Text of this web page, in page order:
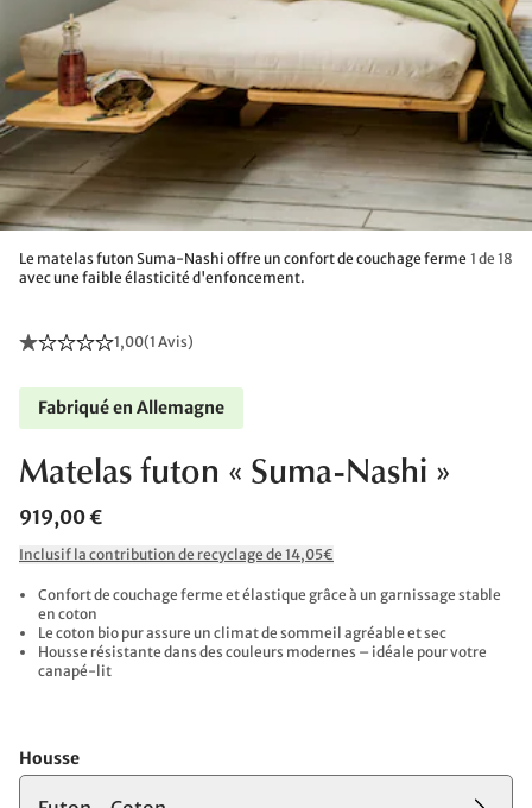
Le matelas futon Suma-Nashi offre un confort de couchage ferme
avec une faible élasticité d'enfoncement.
1 de 18
1,00(1 Avis)
Fabriqué en Allemagne
Matelas futon « Suma-Nashi »
919,00 €
Inclusif la contribution de recyclage de 14,05€
Confort de couchage ferme et élastique grâce à un garnissage stable
en coton
Le coton bio pur assure un climat de sommeil agréable et sec
Housse résistante dans des couleurs modernes – idéale pour votre
canapé-lit
Housse